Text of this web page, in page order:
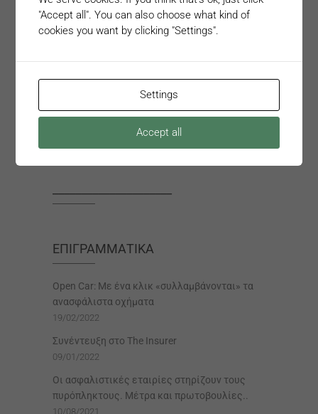
Αγ. Κηρύκου 42, Ανθούπολη, 12 135
info@oneoption.gr
Πολιτική απορρήτου
ΕΠΙΓΡΑΜΜΑΤΙΚΆ
Open Car: Με ένα κλικ «συλλαμβάνονται» τα
ανασφάλιστα οχήματα
19/02/2022
Συνέντευξη στο The Insurer
09/01/2022
Οι ασφαλιστικές εταιρίες στηρίζουν τους
πυρόπληκτους. Μέτρα και πρωτοβουλίες..
10/08/2021
"Accept all". You can also choose what kind of
cookies you want by clicking "Settings".
Settings
Accept all